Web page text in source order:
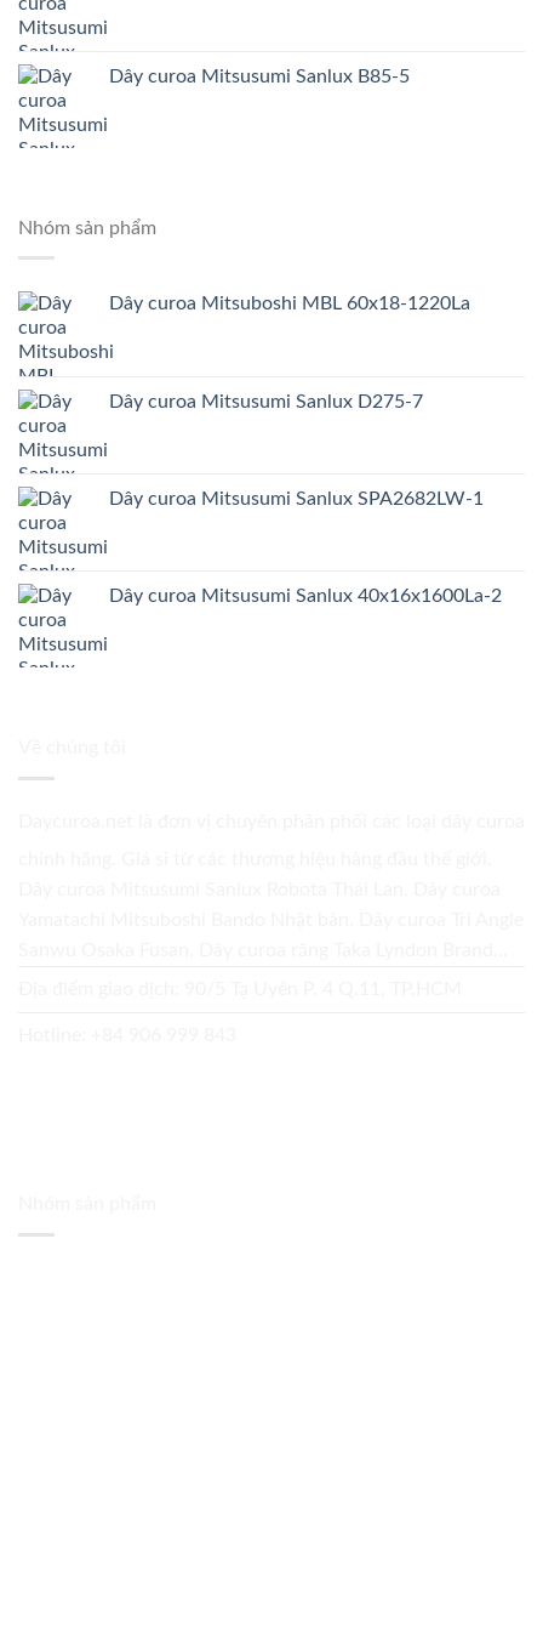
Dây curoa Mitsusumi Sanlux B85-5
Nhóm sản phẩm
Dây curoa Mitsuboshi MBL 60x18-1220La
Dây curoa Mitsusumi Sanlux D275-7
Dây curoa Mitsusumi Sanlux SPA2682LW-1
Dây curoa Mitsusumi Sanlux 40x16x1600La-2